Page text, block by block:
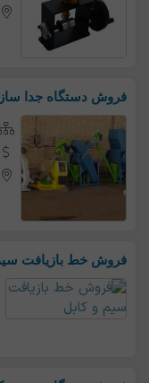
فروش دستگاه جدا ساز
فروش خط بازیافت